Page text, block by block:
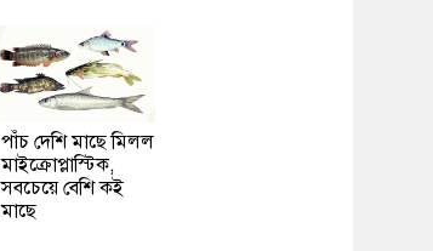
পাঁচ দেশি মাছে মিলল
মাইক্রোপ্লাস্টিক,
সবচেয়ে বেশি কই
মাছে